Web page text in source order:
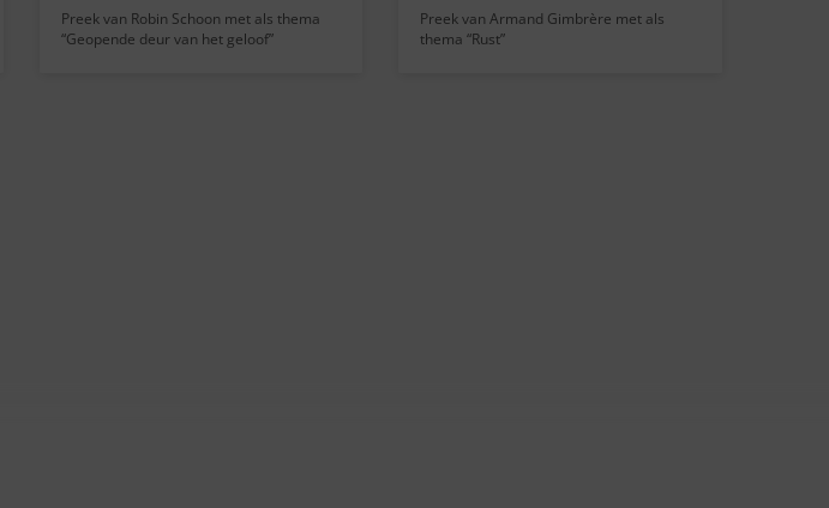
Preek van Robin Schoon met als thema
“Geopende deur van het geloof”
Preek van Armand Gimbrère met als
thema “Rust”